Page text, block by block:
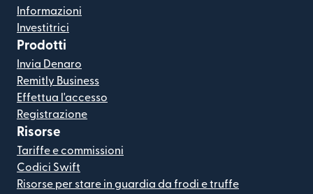
Informazioni
Investitrici
Prodotti
Invia Denaro
Remitly Business
Effettua l'accesso
Registrazione
Risorse
Tariffe e commissioni
Codici Swift
Risorse per stare in guardia da frodi e truffe